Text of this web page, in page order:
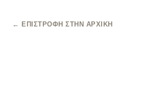
← ΕΠΙΣΤΡΟΦΉ ΣΤΗΝ ΑΡΧΙΚΉ